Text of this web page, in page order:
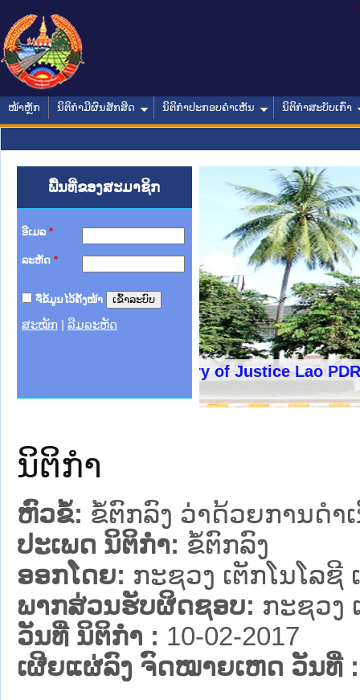
ໜ້າຫຼັກ ນິຕິກໍາມີຜົນສັກສິດ ນິຕິກໍາປະກອບຄໍາເຫັນ ນິຕິກໍາສະບັບເກົ່າ
ພື້ນທີ່ຂອງສະມາຊິກ
ອີເມລ *
ລະຫັດ *
ຈື່ຂໍ້ມູນໄວ້ຄັ້ງໜ້າ
ສະໝັກ ລືມລະຫັດ
Ministry of Justice Lao PDR
ຊາຊົນ ພາກເໜືອ
ການ
ກາງ
ກໃຕ້
ນຕຳຫຼວດປະຊາຊົນ
ສັນຕິບານປະຊາຊົນ
ກເໜືອ
ຊາຊົນ ພາກກາງ
ນິຕິກໍາ
ຫົວຂໍ້: ຂໍ້ຕົກລົງ ວ່າດ້ວຍການດ
ປະເພດ ນິຕິກໍາ: ຂໍ້ຕົກລົງ
ອອກໂດຍ: ກະຊວງ ເຕັກໂນໂລ
ພາກສ່ວນຮັບຜິດຊອບ: ກະຊວງ
ວັນທີ່ ນິຕິກໍາ : 10-02-2017
ເຜີຍແຜ່ລົງ ຈົດໝາຍເຫດ ວັນທີ່ :